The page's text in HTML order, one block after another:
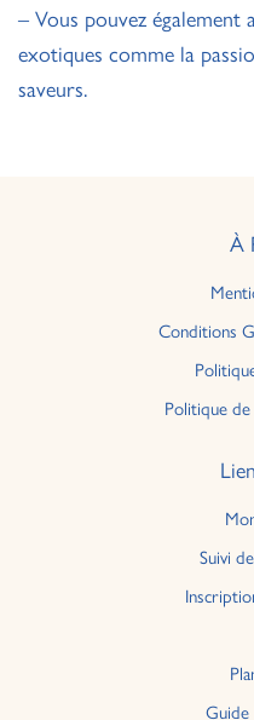
– Vous pouvez également
exotiques comme la
saveurs.
À
Conditions
Politique
Suivi